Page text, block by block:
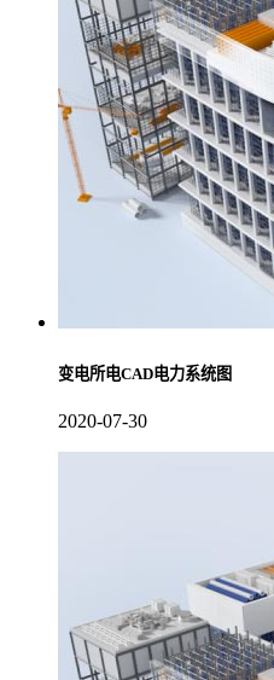
变电所电CAD电力系统图
2020-07-30